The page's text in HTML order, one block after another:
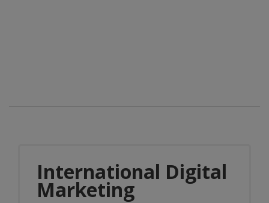
International Digital
Marketing